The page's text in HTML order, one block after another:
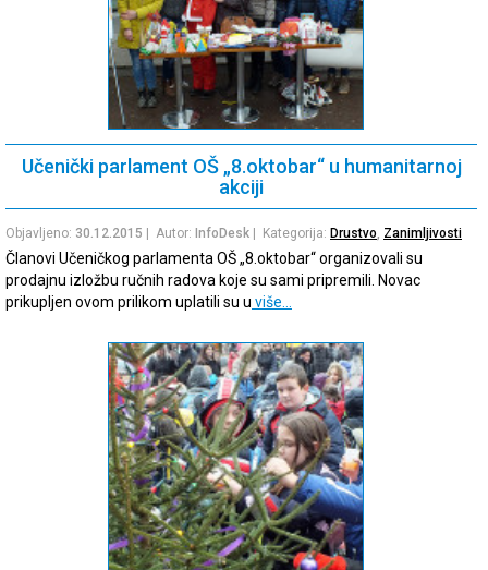
Učenički parlament OŠ „8.oktobar“ u humanitarnoj
akciji
Objavljeno: 30.12.2015 | Autor: InfoDesk | Kategorija: Drustvo Zanimljivosti
Članovi Učeničkog parlamenta OŠ „8.oktobar“ organizovali su
prodajnu izložbu ručnih radova koje su sami pripremili. Novac
prikupljen ovom prilikom uplatili su u više…